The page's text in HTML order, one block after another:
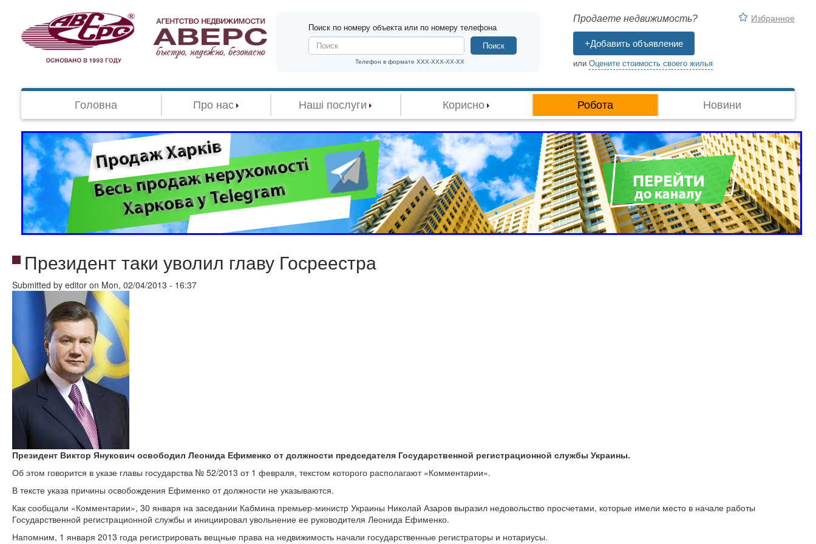
Поиск по номеру объекта или по номеру телефона
Телефон в формате XXX-XXX-XX-XX
Поиск
Продаете недвижимость?
+Добавить объявление
или Оцените стоимость своего жилья
Избранное
Головна Про нас Наші послуги Корисно Робота Новини
Президент таки уволил главу Госреестра
Submitted by editor on Mon, 02/04/2013 - 16:37
Президент Виктор Янукович освободил Леонида Ефименко от должности председателя Государственной регистрационной службы Украины.
Об этом говорится в указе главы государства № 52/2013 от 1 февраля, текстом которого располагают «Комментарии».
В тексте указа причины освобождения Ефименко от должности не указываются.
Как сообщали «Комментарии», 30 января на заседании Кабмина премьер-министр Украины Николай Азаров выразил недовольство просчетами, которые имели место в начале работы
Государственной регистрационной службы и инициировал увольнение ее руководителя Леонида Ефименко.
Напомним, 1 января 2013 года регистрировать вещные права на недвижимость начали государственные регистраторы и нотариусы.